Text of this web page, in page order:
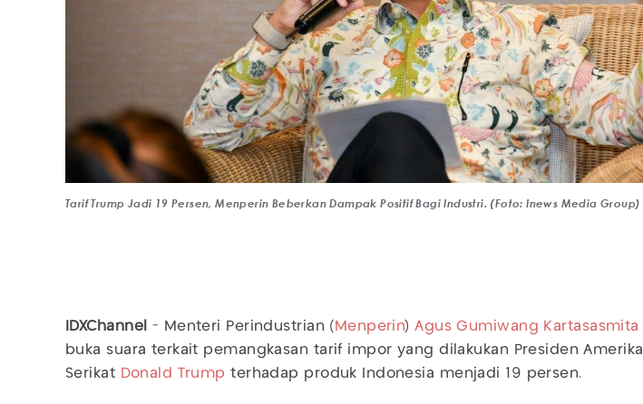
Tarif Trump Jadi 19 Persen, Menperin Beberkan Dampak Positif Bagi Industri. (Foto: Inews Media Group)
IDXChannel - Menteri Perindustrian ( Menperin)Agus Gumiwang Kartasasmita
buka suara terkait pemangkasan tarif impor yang dilakukan Presiden Amerika
Serikat Donald Trump terhadap produk Indonesia menjadi 19 persen.